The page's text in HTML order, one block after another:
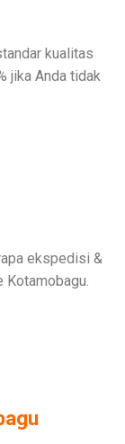
kualitas
jika Anda tidak
ekspedisi &
Kotamobagu.